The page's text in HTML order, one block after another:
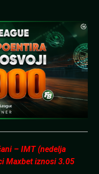
– IMT (nedelja
Maxbet iznosi 3.05